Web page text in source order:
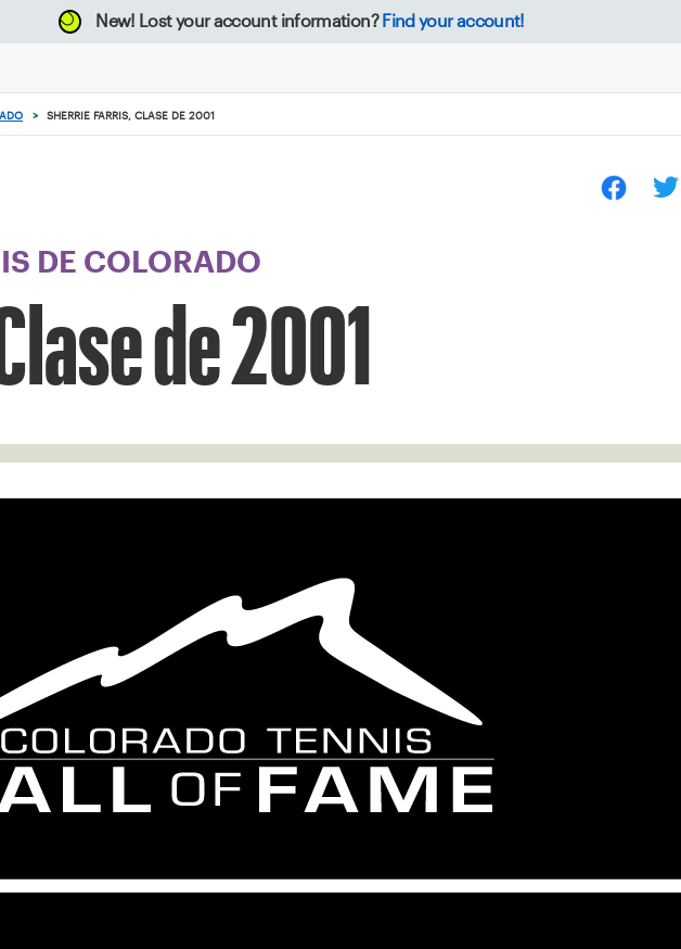
New! Lost your account information? Find your account!
> SHERRIE FARRIS, CLASE DE 2001
DE COLORADO
de 2001